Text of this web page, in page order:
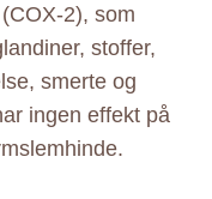
2), som
stoffer,
smerte og
ingen effekt på